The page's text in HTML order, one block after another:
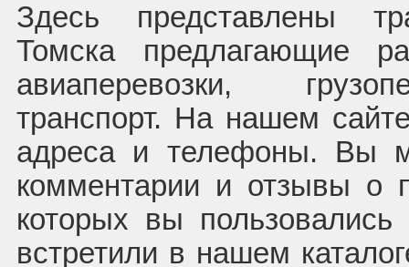
Здесь представлены
Томска предлагающие
авиаперевозки,
транспорт. На нашем
адреса и телефоны. Вы
комментарии и отзывы о
которых вы
встретили в нашем